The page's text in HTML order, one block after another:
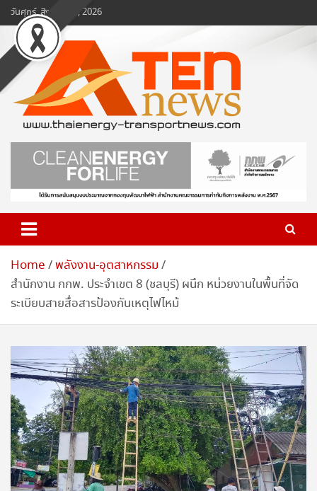
Skip
to
content
วันศุกร์, สิงหาคม 7, 2026
www.ten-news.com
ข่าวพลังงานและคมนาคม
Home พลังงาน-อุตสาหกรรม
สำนักงาน กกพ. ประจำเขต 8 (ชลบุรี) ผนึก หน่วยงานในพื้นที่จัด
ระเบียบสายสื่อสารป้องกันเหตุไฟไหม้